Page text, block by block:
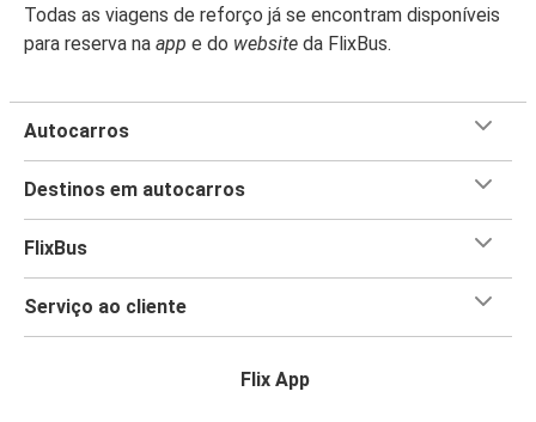
Todas as viagens de reforço já se encontram disponíveis
para reserva na app e do website da FlixBus.
Autocarros
Destinos em autocarros
FlixBus
Serviço ao cliente
Flix App